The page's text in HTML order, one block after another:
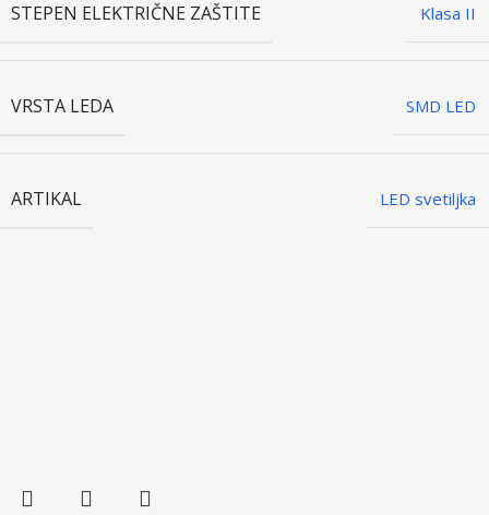
STEPEN ELEKTRIČNE ZAŠTITE Klasa II
VRSTA LEDA SMD LED
ARTIKAL LED svetiljka